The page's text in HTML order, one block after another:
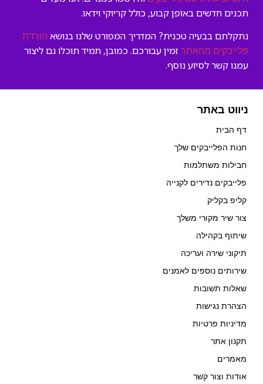
תכנים חדשים באופן קבוע, כולל קריוקי וידאו.
נתקלתם בבעיה טכנית? המדריך המפורט שלנו בנושא הורדת
פלייבקים מהאתר זמין עבורכם. כמובן, תמיד תוכלו גם ליצור
עמנו קשר לסיוע נוסף.
ניווט באתר
דף הבית
חנות הפלייבקים שלך
חבילות משתלמות
פלייבקים נדירים לקנייה
קליפ בקליק
צור שיר מקורי משלך
שיתוף בקהילה
תיקוני שירה ועריכה
שירותים נוספים לאמנים
שאלות תשובות
הצהרת נגישות
מדיניות פרטיות
תקנון אתר
מאמרים
אודות וצור קשר